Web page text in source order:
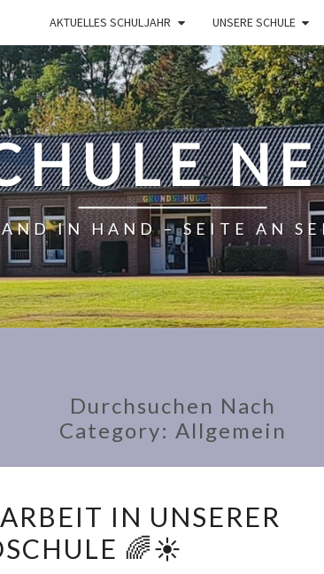
AKTUELLES SCHULJAHR UNSERE SCHULE
IN HAND – SEITE AN
Durchsuchen Nach
Category: Allgemein
IN
UNSERER
IN UNSERER
🌈☀️